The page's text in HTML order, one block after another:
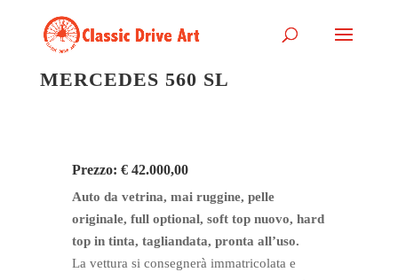
MERCEDES 560 SL
Prezzo: € 42.000,00
Auto da vetrina, mai ruggine, pelle
originale, full optional, soft top nuovo, hard
top in tinta, tagliandata, pronta all’uso.
La vettura si consegnerà immatricolata e